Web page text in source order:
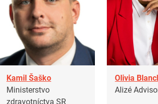
Kamil Šaško
Ministerstvo
zdravotníctva SR
Olivia
Alizé